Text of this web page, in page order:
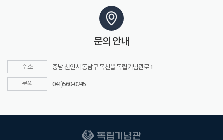
문의 안내
주소 충남 천안시 동남구 목천읍 독립기념관로 1
문의 041)560-0245